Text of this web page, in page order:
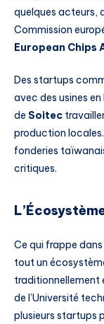
quelques acteurs,
Commission
European Chips
Des startups
avec des usines
de Soitec
production
fonderies
critiques.
Ce qui frappe
tout un
traditionnellement
de l’Université
plusieurs startups